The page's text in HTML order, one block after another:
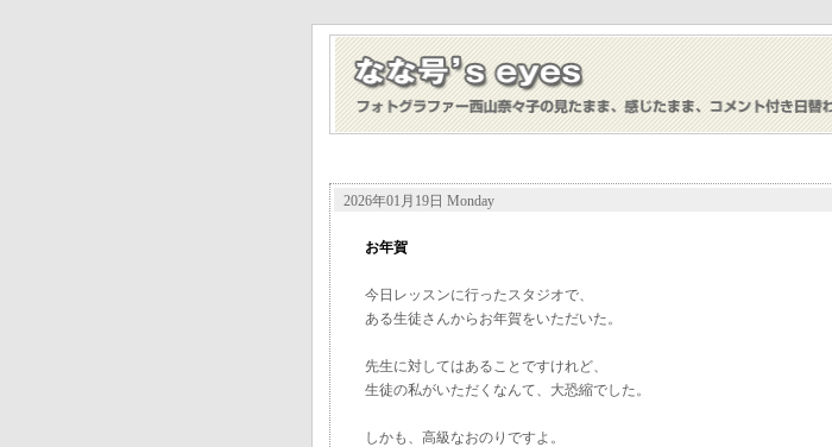
2026年01月19日 Monday
お年賀
今日レッスンに行ったスタジオで、
ある生徒さんからお年賀をいただいた。
先生に対してはあることですけれど、
生徒の私がいただくなんて、大恐縮でした。
しかも、高級なおのりですよ。